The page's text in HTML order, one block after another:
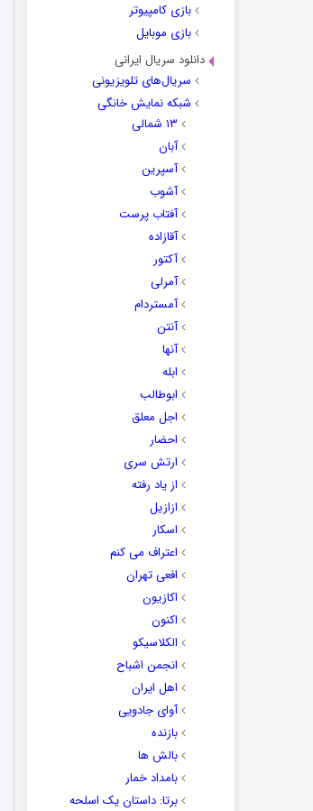
بازی کامپیوتر
بازی موبایل
دانلود سریال ایرانی
سریال‌های تلویزیونی
شبکه نمایش خانگی
۱۳ شمالی
آبان
آسپرین
آشوب
آفتاب پرست
آقازاده
آکتور
آمرلی
آمستردام
آنتن
آنها
ابله
ابوطالب
اجل معلق
احضار
ارتش سری
از یاد رفته
ازازیل
اسکار
اعتراف می کنم
افعی تهران
اکازیون
اکنون
الکلاسیکو
انجمن اشباح
اهل ایران
آوای جادویی
بازنده
بالش ها
بامداد خمار
برتا: داستان یک اسلحه